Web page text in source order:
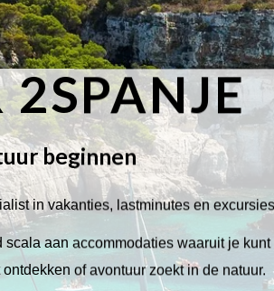
2SPANJE
beginnen
in vakanties, lastminutes en
scala aan accommodaties waaruit je
of avontuur zoekt in de natuur.